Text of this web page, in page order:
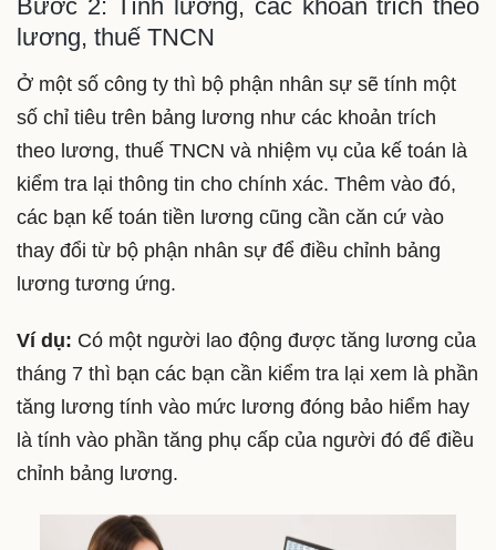
Bước 2: Tính lương, các khoản trích theo
lương, thuế TNCN
Ở một số công ty thì bộ phận nhân sự sẽ tính một
số chỉ tiêu trên bảng lương như các khoản trích
theo lương, thuế TNCN và nhiệm vụ của kế toán là
kiểm tra lại thông tin cho chính xác. Thêm vào đó,
các bạn kế toán tiền lương cũng cần căn cứ vào
thay đổi từ bộ phận nhân sự để điều chỉnh bảng
lương tương ứng.
Ví dụ: Có một người lao động được tăng lương của
tháng 7 thì bạn các bạn cần kiểm tra lại xem là phần
tăng lương tính vào mức lương đóng bảo hiểm hay
là tính vào phần tăng phụ cấp của người đó để điều
chỉnh bảng lương.